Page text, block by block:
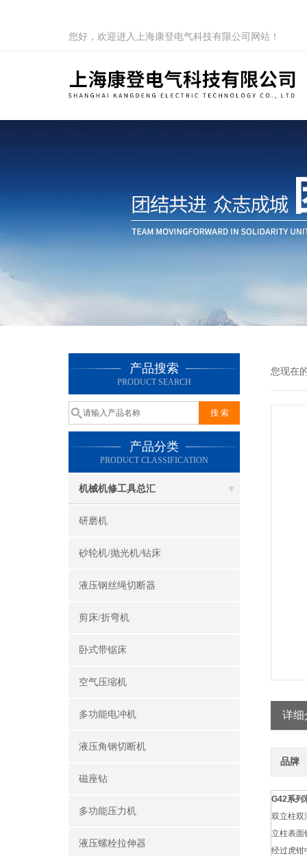
您好，欢迎进入上海康登电气科技有限公司网站！
产品搜索
PRODUCT SEARCH
产品分类
PRODUCT CLASSIFICATION
机械机修工具总汇
研磨机
砂轮机/抛光机/钻床
液压钢丝绳切断器
剪床/折弯机
卧式带锯床
空气压缩机
多功能电冲机
液压角钢切断机
磁座钻
多功能压力机
液压螺栓拉伸器
您现在
详细
品牌
G42系列
双立柱双
立柱表面
经过虎钳